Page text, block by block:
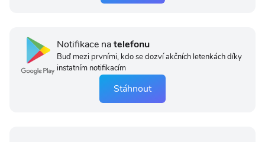
Notifikace natelefonu
Buď mezi prvními, kdo se dozví akčních letenkách díky
instatním notifikacím
Stáhnout